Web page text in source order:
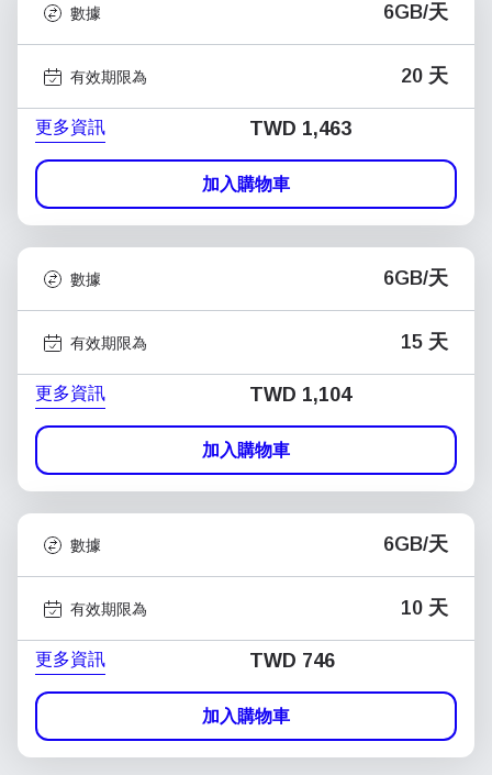
數據 6GB/天
有效期限為 20 天
更多資訊 TWD 1,463
加入購物車
數據 6GB/天
有效期限為 15 天
更多資訊 TWD 1,104
加入購物車
數據 6GB/天
有效期限為 10 天
更多資訊 TWD 746
加入購物車